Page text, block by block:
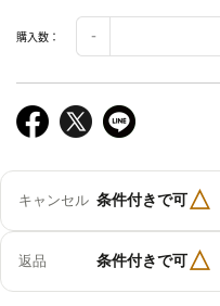
購入数：
キャンセル 条件付きで可△
返品 条件付きで可△